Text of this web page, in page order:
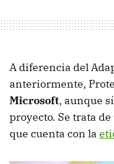
A diferencia del
anteriormente,
Microsoft, aunque
proyecto. Se trata
que cuenta con la